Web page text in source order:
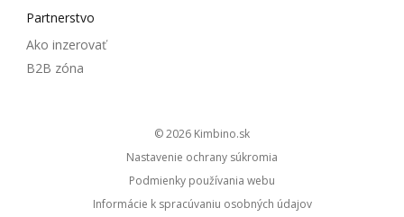
Partnerstvo
Ako inzerovať
B2B zóna
© 2026
kimbino.sk
Nastavenie ochrany súkromia
Podmienky používania webu
Informácie k spracúvaniu osobných údajov